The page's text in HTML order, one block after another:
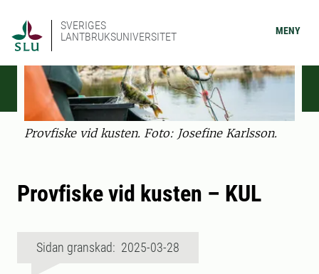
SVERIGES
LANTBRUKSUNIVERSITET
MENY
Provfiske vid kusten. Foto: Josefine Karlsson.
Provfiske vid kusten – KUL
Sidan granskad: 2025-03-28